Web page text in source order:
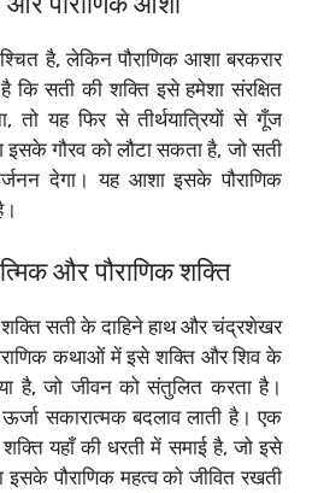
है, लेकिन पौराणिक आशा बरकरार
सती की शक्ति इसे हमेशा संरक्षित
तो यह फिर से तीर्थयात्रियों से गूँज
गौरव को लौटा सकता है, जो सती
देगा। यह आशा इसके पौराणिक
और पौराणिक शक्ति
शक्ति सती के दाहिने हाथ और चंद्रशेखर
कथाओं में इसे शक्ति और शिव के
है, जो जीवन को संतुलित करता है।
सकारात्मक बदलाव लाती है। एक
यहाँ की धरती में समाई है, जो इसे
पौराणिक महत्व को जीवित रखती